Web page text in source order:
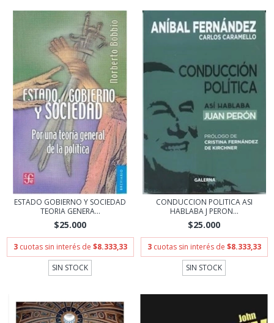
ESTADO GOBIERNO Y SOCIEDAD
TEORIA GENERA...
$25.000
3 cuotas sin interés de $8.333,33
SIN STOCK
CONDUCCION POLITICA ASI
HABLABA J PERON...
$25.000
3 cuotas sin interés de $8.333,33
SIN STOCK